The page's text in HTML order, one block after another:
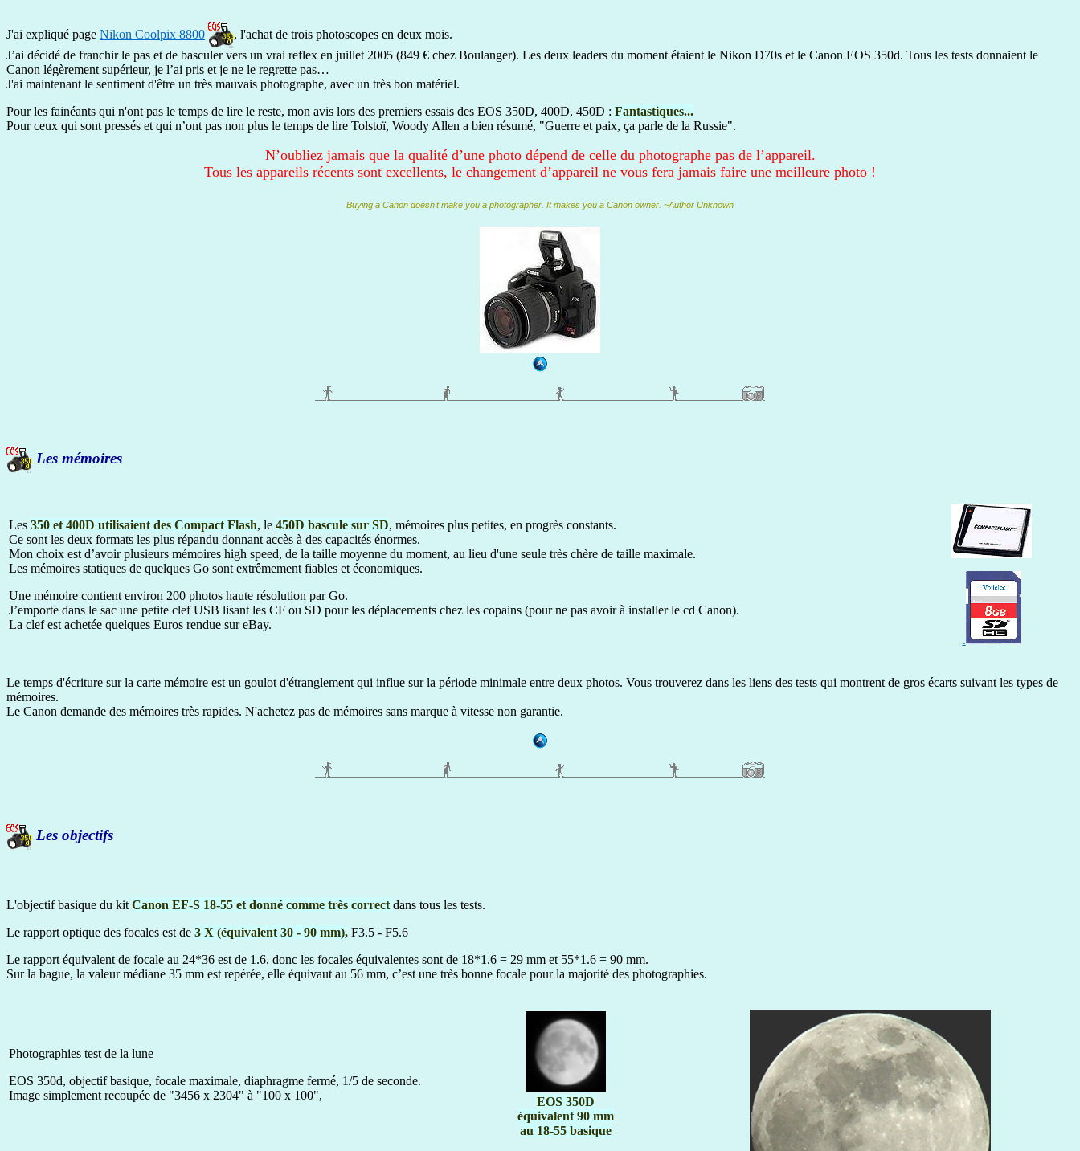
J'ai expliqué page Nikon Coolpix 8800
, l'achat de trois photoscopes en deux mois.
J’ai décidé de franchir le pas et de basculer vers un vrai reflex en juillet 2005 (849 € chez Boulanger). Les deux leaders du moment étaient le Nikon D70s et le Canon EOS 350d. Tous les tests donnaient le
Canon légèrement supérieur, je l’ai pris et je ne le regrette pas…
J'ai maintenant le sentiment d'être un très mauvais photographe, avec un très bon matériel.
Pour les fainéants qui n'ont pas le temps de lire le reste, mon avis lors des premiers essais des EOS 350D, 400D, 450D : Fantastiques...
Pour ceux qui sont pressés et qui n’ont pas non plus le temps de lire Tolstoï, Woody Allen a bien résumé, "Guerre et paix, ça parle de la Russie".
N’oubliez jamais que la qualité d’une photo dépend de celle du photographe pas de l’appareil.
Tous les appareils récents sont excellents, le changement d’appareil ne vous fera jamais faire une meilleure photo !
Buying a Canon doesn't make you a photographer. It makes you a Canon owner. ~Author Unknown
Les mémoires
Les 350 et 400D utilisaient des Compact Flash, le 450D bascule sur SD, mémoires plus petites, en progrès constants.
Ce sont les deux formats les plus répandu donnant accès à des capacités énormes.
Mon choix est d’avoir plusieurs mémoires high speed, de la taille moyenne du moment, au lieu d'une seule très chère de taille maximale.
Les mémoires statiques de quelques Go sont extrêmement fiables et économiques.
Une mémoire contient environ 200 photos haute résolution par Go.
J’emporte dans le sac une petite clef USB lisant les CF ou SD pour les déplacements chez les copains (pour ne pas avoir à installer le cd Canon).
La clef est achetée quelques Euros rendue sur eBay.
.
Le temps d'écriture sur la carte mémoire est un goulot d'étranglement qui influe sur la période minimale entre deux photos. Vous trouverez dans les liens des tests qui montrent de gros écarts suivant les types de
mémoires.
Le Canon demande des mémoires très rapides. N'achetez pas de mémoires sans marque à vitesse non garantie.
Les objectifs
L'objectif basique du kit Canon EF-S 18-55 et donné comme très correct dans tous les tests.
Le rapport optique des focales est de 3 X (équivalent 30 - 90 mm), F3.5 - F5.6
Le rapport équivalent de focale au 24*36 est de 1.6, donc les focales équivalentes sont de 18*1.6 = 29 mm et 55*1.6 = 90 mm.
Sur la bague, la valeur médiane 35 mm est repérée, elle équivaut au 56 mm, c’est une très bonne focale pour la majorité des photographies.
Photographies test de la lune
EOS 350d, objectif basique, focale maximale, diaphragme fermé, 1/5 de seconde.
Image simplement recoupée de "3456 x 2304" à "100 x 100",
EOS 350D
équivalent 90 mm
au 18-55 basique